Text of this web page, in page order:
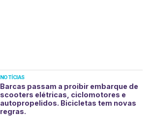
NOTÍCIAS
Barcas passam a proibir embarque de
scooters elétricas, ciclomotores e
autopropelidos. Bicicletas tem novas
regras.